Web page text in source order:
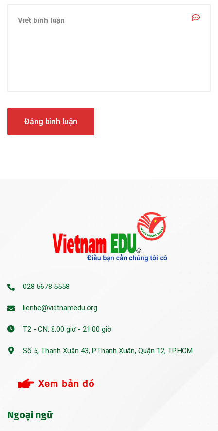
028 5678 5558
lienhe@vietnamedu.org
T2 - CN: 8.00 giờ - 21.00 giờ
Số 5, Thạnh Xuân 43, P.Thạnh Xuân, Quận 12, TP.HCM
Ngoại ngữ